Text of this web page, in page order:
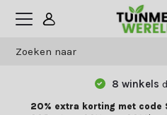
Ontstaan uit
20% extra korting met code